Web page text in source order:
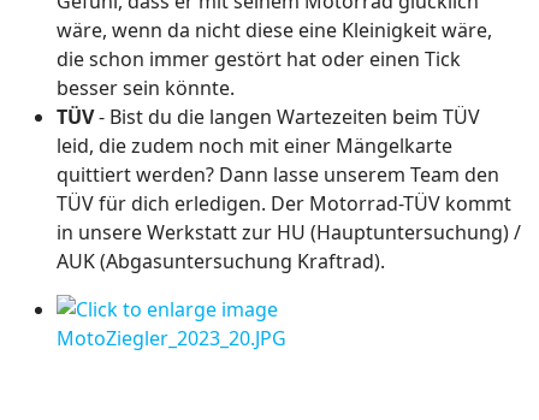
wäre, wenn da nicht diese eine Kleinigkeit wäre,
die schon immer gestört hat oder einen Tick
besser sein könnte.
TÜV- Bist du die langen Wartezeiten beim TÜV
leid, die zudem noch mit einer Mängelkarte
quittiert werden? Dann lasse unserem Team den
TÜV für dich erledigen. Der Motorrad-TÜV kommt
in unsere Werkstatt zur HU (Hauptuntersuchung) /
AUK (Abgasuntersuchung Kraftrad).